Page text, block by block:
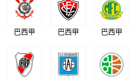
巴西甲 巴西甲 巴西甲